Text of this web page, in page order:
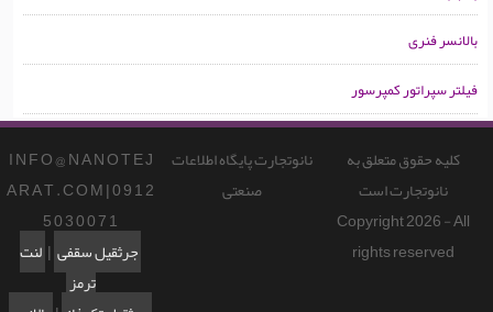
بالانسر فنری
فیلتر سپراتور کمپرسور
I N F O @ N A N O T E J
A R A T . C O M | 0 9 1 2
5 0 3 0 0 7 1
جرثقیل سقفی | لنت
ترمز
نانوتجارت پایگاه اطلاعات
صنعتی
کلیه حقوق متعلق به
نانوتجارت است
Copyright 2026 - All
rights reserved